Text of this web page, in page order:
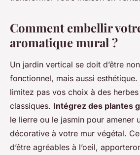
Comment embellir
aromatique mural ?
Un jardin vertical se doit d’être
fonctionnel, mais aussi
limitez pas vos choix à des
classiques. Intégrez des plantes
le lierre ou le jasmin pour amener
décorative à votre mur végétal.
d’être agréables à l’oeil,